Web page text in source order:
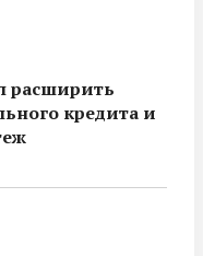
расширить
кредита и